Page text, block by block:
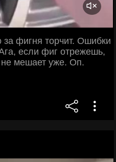
за фигня торчит. Ошибки
если фиг отрежешь,
не мешает уже. Оп.